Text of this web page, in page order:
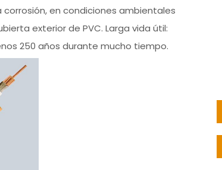
en condiciones ambientales
exterior de PVC. Larga vida útil:
250 años durante mucho tiempo.